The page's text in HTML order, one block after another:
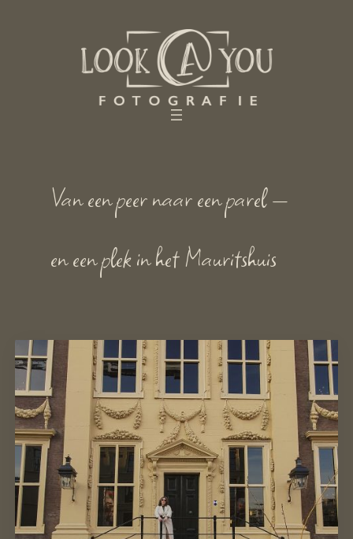
Van een peer naar een parel —
en een plek in het Mauritshuis